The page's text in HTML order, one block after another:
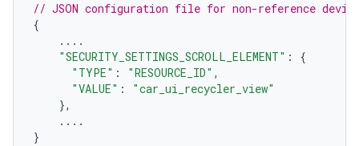
// JSON configuration file for non-reference
{
....
"SECURITY_SETTINGS_SCROLL_ELEMENT" :
{
"TYPE" : "RESOURCE_ID" ,
"VALUE" :
"car_ui_recycler_view"
},
....
}